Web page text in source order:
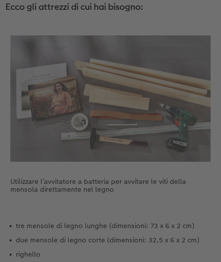
Ecco gli attrezzi di cui hai bisogno:
Utilizzare l’avvitatore a batteria per avvitare le viti della
mensola direttamente nel legno
tre mensole di legno lunghe (dimensioni: 73 x 6 x 2 cm)
due mensole di legno corte (dimensioni: 32,5 x 6 x 2 cm)
righello